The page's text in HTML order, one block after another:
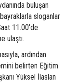
buluşan
sloganlar
11.00'de
ulaştı.
ardından
belirten Eğitim
Yüksel İlaslan